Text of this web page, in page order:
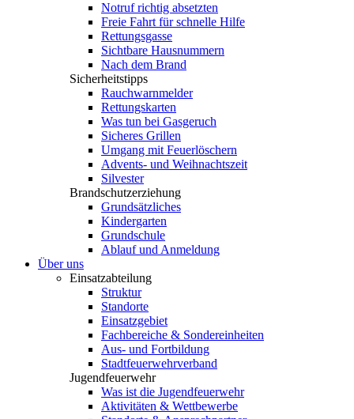
Notruf richtig absetzten
Freie Fahrt für schnelle Hilfe
Rettungsgasse
Sichtbare Hausnummern
Nach dem Brand
Sicherheitstipps
Rauchwarnmelder
Rettungskarten
Was tun bei Gasgeruch
Sicheres Grillen
Umgang mit Feuerlöschern
Advents- und Weihnachtszeit
Silvester
Brandschutzerziehung
Grundsätzliches
Kindergarten
Grundschule
Ablauf und Anmeldung
Über uns
Einsatzabteilung
Struktur
Standorte
Einsatzgebiet
Fachbereiche & Sondereinheiten
Aus- und Fortbildung
Stadtfeuerwehrverband
Jugendfeuerwehr
Was ist die Jugendfeuerwehr
Aktivitäten & Wettbewerbe